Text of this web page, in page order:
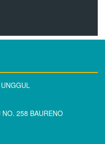
NO. 258 BAURENO